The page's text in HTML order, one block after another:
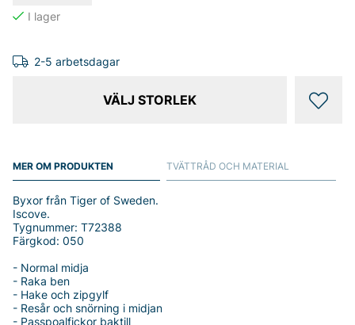
2-5 arbetsdagar
VÄLJ STORLEK
MER OM PRODUKTEN
Byxor från Tiger of Sweden.
Iscove.
Tygnummer: T72388
Färgkod: 050
- Normal midja
- Raka ben
- Hake och zipgylf
- Resår och snörning i midjan
- Passpoalfickor baktill
TVÄTTRÅD OCH MATERIAL